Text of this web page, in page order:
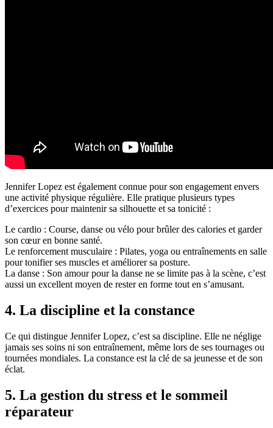
Jennifer Lopez est également connue pour son engagement envers
une activité physique régulière. Elle pratique plusieurs types
d’exercices pour maintenir sa silhouette et sa tonicité :
Le cardio : Course, danse ou vélo pour brûler des calories et garder
son cœur en bonne santé.
Le renforcement musculaire : Pilates, yoga ou entraînements en salle
pour tonifier ses muscles et améliorer sa posture.
La danse : Son amour pour la danse ne se limite pas à la scène, c’est
aussi un excellent moyen de rester en forme tout en s’amusant.
4. La discipline et la constance
Ce qui distingue Jennifer Lopez, c’est sa discipline. Elle ne néglige
jamais ses soins ni son entraînement, même lors de ses tournages ou
tournées mondiales. La constance est la clé de sa jeunesse et de son
éclat.
5. La gestion du stress et le sommeil
réparateur